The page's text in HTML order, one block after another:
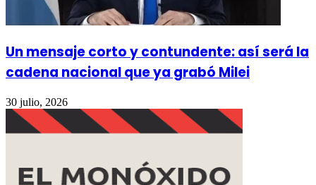
Un mensaje corto y contundente: así será la
cadena nacional que ya grabó Milei
30 julio, 2026